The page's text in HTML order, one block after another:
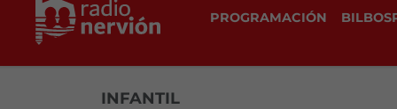
PROGRAMACIÓN
INFANTIL